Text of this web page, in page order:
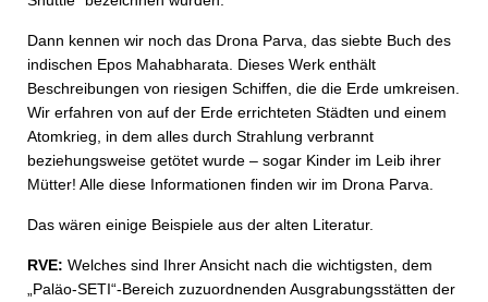
Dann kennen wir noch das Drona Parva, das siebte Buch des
indischen Epos Mahabharata. Dieses Werk enthält
Beschreibungen von riesigen Schiffen, die die Erde umkreisen.
Wir erfahren von auf der Erde errichteten Städten und einem
Atomkrieg, in dem alles durch Strahlung verbrannt
beziehungsweise getötet wurde – sogar Kinder im Leib ihrer
Mütter! Alle diese Informationen finden wir im Drona Parva.
Das wären einige Beispiele aus der alten Literatur.
RVE: Welches sind Ihrer Ansicht nach die wichtigsten, dem
„Paläo-SETI“-Bereich zuzuordnenden Ausgrabungsstätten der